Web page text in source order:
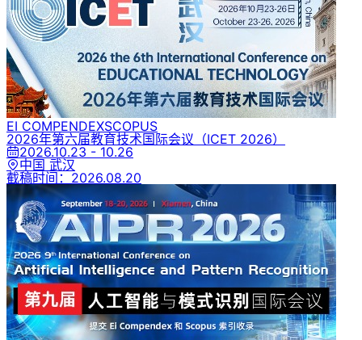
EI COMPENDEXSCOPUS
2026年第六届教育技术国际会议 （ICET 2026）
2026.10.23 - 10.26
中国 武汉
截稿时间： 2026.08.20